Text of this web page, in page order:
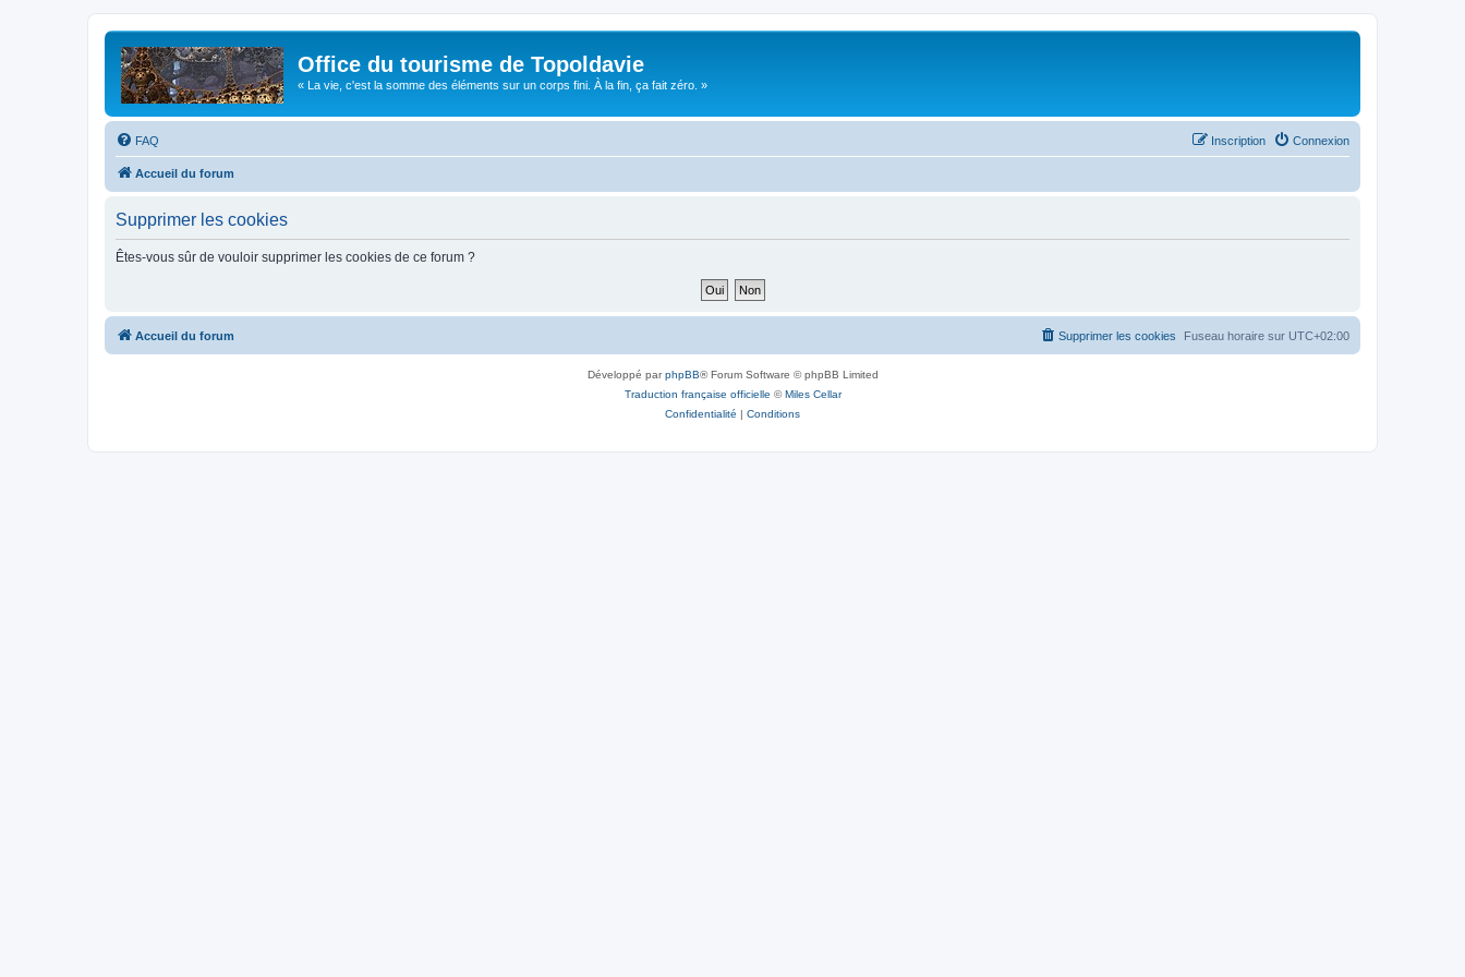
Office du tourisme de Topoldavie
« La vie, c'est la somme des éléments sur un corps fini. À la fin, ça fait zéro. »
FAQ Connexion
Inscription
Accueil du forum
Supprimer les cookies
Êtes-vous sûr de vouloir supprimer les cookies de ce forum ?
Accueil du forum Fuseau horaire sur UTC+02:00
Supprimer les cookies
Développé parphpBB® Forum Software © phpBB Limited
Traduction française officielle ©Miles Cellar
Confidentialité | Conditions